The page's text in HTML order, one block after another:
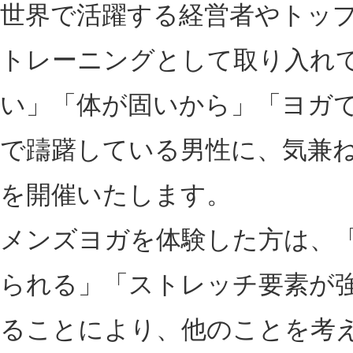
世界で活躍する経営者やトッ
トレーニングとして取り入
い」「体が固いから」「ヨガ
で躊躇している男性に、気兼
を開催いたします。
メンズヨガを体験した方は、
られる」「ストレッチ要素が
ることにより、他のことを考